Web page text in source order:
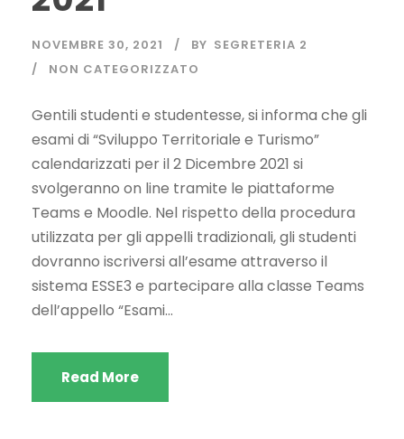
NOVEMBRE 30, 2021 BY SEGRETERIA 2
NON CATEGORIZZATO
Gentili studenti e studentesse, si informa che gli
esami di “Sviluppo Territoriale e Turismo”
calendarizzati per il 2 Dicembre 2021 si
svolgeranno on line tramite le piattaforme
Teams e Moodle. Nel rispetto della procedura
utilizzata per gli appelli tradizionali, gli studenti
dovranno iscriversi all’esame attraverso il
sistema ESSE3 e partecipare alla classe Teams
dell’appello “Esami...
Read More